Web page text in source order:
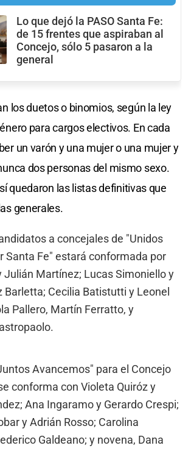
Lo que dejó la PASO Santa Fe:
de 15 frentes que aspiraban al
Concejo, sólo 5 pasaron a la
general
los duetos o binomios, según la ley
para cargos electivos. En cada
un varón y una mujer o una mujer y
dos personas del mismo sexo.
quedaron las listas definitivas que
generales.
a concejales de "Unidos
Santa Fe" estará conformada por
Julián Martínez; Lucas Simoniello y
Barletta; Cecilia Batistutti y Leonel
Pallero, Martín Ferratto, y
Avancemos" para el Concejo
conforma con Violeta Quiróz y
Ana Ingaramo y Gerardo Crespi;
y Adrián Rosso; Carolina
Galdeano; y novena, Dana